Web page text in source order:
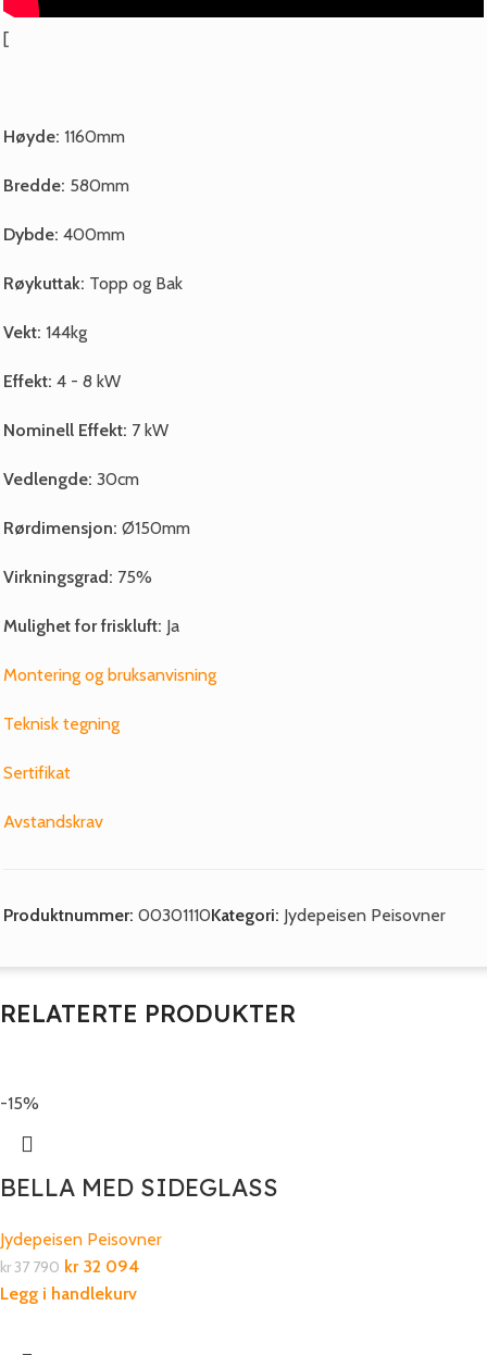
[
Høyde: 1160mm
Bredde: 580mm
Dybde: 400mm
Røykuttak: Topp og Bak
Vekt: 144kg
Effekt: 4 - 8 kW
Nominell Effekt: 7 kW
Vedlengde: 30cm
Rørdimensjon: Ø150mm
Virkningsgrad: 75%
Mulighet for friskluft: Ja
Montering og bruksanvisning
Teknisk tegning
Sertifikat
Avstandskrav
Produktnummer: 00301110Kategori: Jydepeisen Peisovner
RELATERTE PRODUKTER
-15%
BELLA MED SIDEGLASS
Jydepeisen Peisovner
kr37 790 kr32 094
Legg i handlekurv